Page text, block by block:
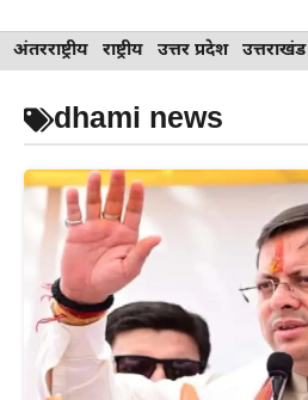
Skip
to
content
अंतरराष्ट्रीय राष्ट्रीय उत्तर प्रदेश उत्तराखंड
dhami news